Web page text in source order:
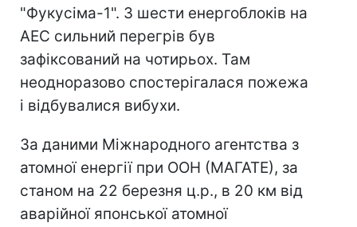
"Фукусіма-1". З шести енергоблоків на
АЕС сильний перегрів був
зафіксований на чотирьох. Там
неодноразово спостерігалася пожежа
і відбувалися вибухи.
За даними Міжнародного агентства з
атомної енергії при ООН (МАГАТЕ), за
станом на 22 березня ц.р., в 20 км від
аварійної японської атомної